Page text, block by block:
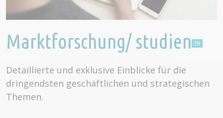
Marktforschung/ studien
Detaillierte und exklusive Einblicke für die
dringendsten geschäftlichen und strategischen
Themen.